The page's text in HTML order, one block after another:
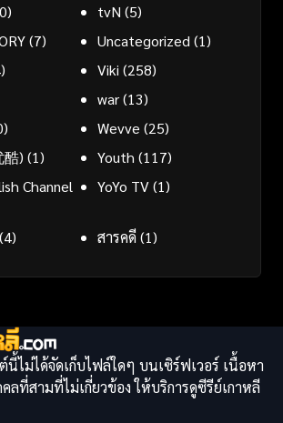
tvN (5)
(7) Uncategorized (1)
Viki (258)
war(13)
Wevve (25)
酷) (1) Youth (117)
Channel
YoYo TV(1)
(4) สารคดี(1)
นี้ไม่ได้จัดเก็บไฟล์ใดๆ บนเซิร์ฟเวอร์ เนื้อหา
ลที่สามที่ไม่เกี่ยวข้อง ให้บริการดูซีรีย์เกาหลี